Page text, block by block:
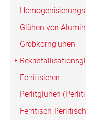
Glühen von
Grobkornglühen
Ferritisieren
Perlitglühen
Ferritisch-